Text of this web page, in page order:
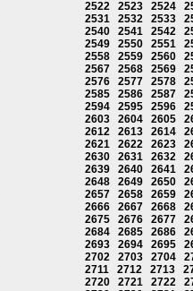
2522
2523 2524
2531
2532 2533
2540
2541 2542
2549
2550 2551
2558
2559 2560
2567
2568 2569
2576
2577 2578
2585
2586 2587
2594
2595 2596
2603
2604 2605
2612
2613 2614
2621
2622 2623
2630
2631 2632
2639
2640 2641
2648
2649 2650
2657
2658 2659
2666
2667 2668
2675
2676 2677
2684
2685 2686
2693
2694 2695
2702
2703 2704
2711
2712 2713
2720
2721 2722